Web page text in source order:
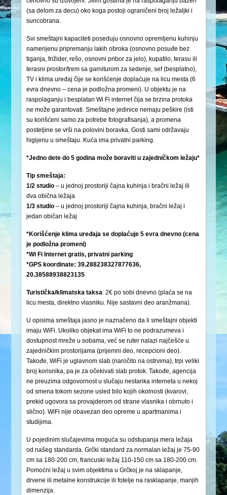
(sa delom za decu) oko koga postoji ograničeni broj ležaljki i
suncobrana.
Svi smeštajni kapaciteti poseduju osnovno opremljenu kuhinju
namenjenu pripremanju lakih obroka (osnovno posuđe bez
tiganja, frižider, rešo, osnovni pribor za jelo), kupatilo, terasu ili
terasni prostor/trem sa garniturom za sedenje, sef (besplatno),
TV i klima uređaj čije se korišćenje doplaćuje na licu mesta (6
evra dnevno – cena je podložna promeni). U objektu je na
raspolaganju i besplatan Wi Fi internet čija se brzina protoka
ne može garantovati. Smeštajne jedinice nemaju peškire (isti
su korišćeni samo za potrebe fotografisanja), a promena
posteljine se vrši na polovini boravka. Gosti sami održavaju
higijenu u smeštaju. Kuća ima privatni parking.
*Jedno dete do 5 godina može boraviti u zajedničkom ležaju*
Tip smeštaja:
1/2 studio – u jednoj prostoriji čajna kuhinja i bračni ležaj ili
dva obična ležaja
1/3 studio – u jednoj prostoriji čajna kuhinja, bračni ležaj i
jedan običan ležaj
*Korišćenje klima uređaja se doplaćuje 5 evra dnevno (cena
je podložna promeni)
*Wi Fi Internet gratis, privatni parking
*GPS koordinate: 39.288238327877636,
20.38588938823135
Turistička/klimatska taksa: 2€ po sobi dnevno (plaća se na
licu mesta, direktno vlasniku. Nije sastavni deo aranžmana).
U opisima smeštaja jasno je naznačeno da li smeštajni objekti
imaju WiFi. Ukoliko objekat ima WiFi to ne podrazumeva i
dostupnost mreže u sobama, već se ruter nalazi najčešće u
zajedničkim prostorijama (prijemni deo, recepcioni deo).
Takođe, WiFi je uglavnom slab (naročito na ostrvima), trpi veliki
broj korisnika, pa je za očekivati slab protok. Takođe, agencija
ne preuzima odgovornost u slučaju nestanka interneta u nekoj
od smena tokom sezone usled bilo kojih okolnosti (kvarovi,
prekid ugovora sa provajderom od strane vlasnika i obrnuto i
slično). WiFi nije obavezan deo opreme u apartmanima i
studijima.
U pojedinim slučajevima moguća su odstupanja mera ležaja
od našeg standarda. Grčki standard za normalan ležaj je 75-90
cm sa 180-200 cm, francuski ležaj 110-150 cm sa 180-200 cm.
Pomoćni ležaj u svim objektima u Grčkoj je na sklapanje,
drvene ili metalne konstrukcije ili fotelje na rasklapanje, manjih
dimenzija.